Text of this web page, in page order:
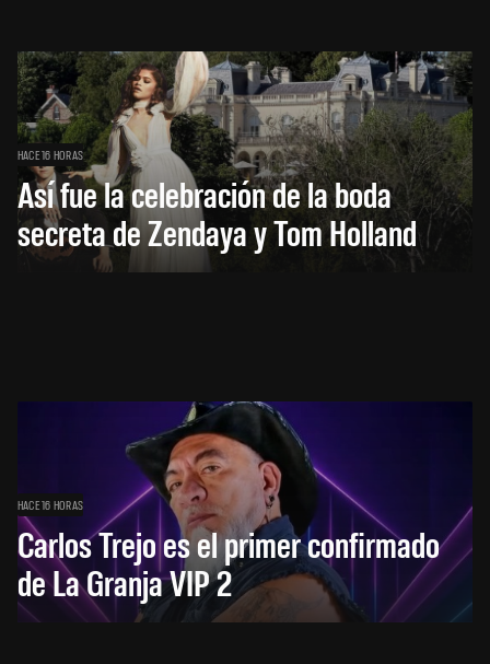
HACE 16 HORAS
Así fue la celebración de la boda
secreta de Zendaya y Tom Holland
HACE 16 HORAS
Carlos Trejo es el primer confirmado
de La Granja VIP 2